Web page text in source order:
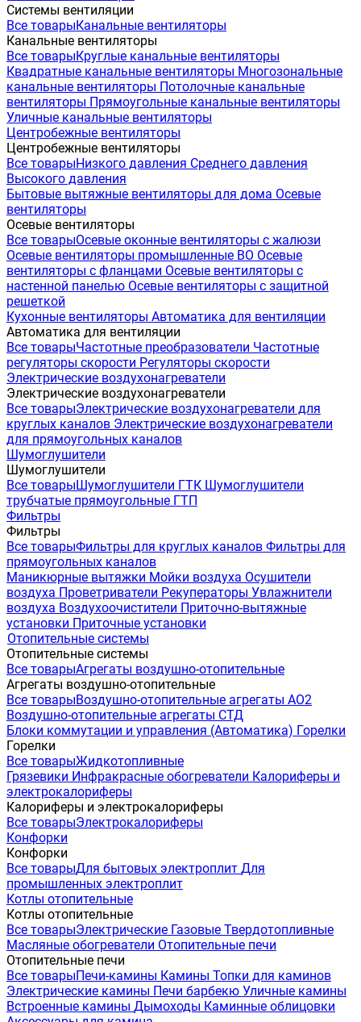
Системы вентиляции
Все товарыКанальные вентиляторы
Канальные вентиляторы
Все товарыКруглые канальные вентиляторы
Квадратные канальные вентиляторы Многозональные
канальные вентиляторы Потолочные канальные
вентиляторы Прямоугольные канальные вентиляторы
Уличные канальные вентиляторы
Центробежные вентиляторы
Центробежные вентиляторы
Все товарыНизкого давления Среднего давления
Высокого давления
Бытовые вытяжные вентиляторы для дома Осевые
вентиляторы
Осевые вентиляторы
Все товарыОсевые оконные вентиляторы с жалюзи
Осевые вентиляторы промышленные ВО Осевые
вентиляторы с фланцами Осевые вентиляторы с
настенной панелью Осевые вентиляторы с защитной
решеткой
Кухонные вентиляторы Автоматика для вентиляции
Автоматика для вентиляции
Все товарыЧастотные преобразователи Частотные
регуляторы скорости Регуляторы скорости
Электрические воздухонагреватели
Электрические воздухонагреватели
Все товарыЭлектрические воздухонагреватели для
круглых каналов Электрические воздухонагреватели
для прямоугольных каналов
Шумоглушители
Шумоглушители
Все товарыШумоглушители ГТК Шумоглушители
трубчатые прямоугольные ГТП
Фильтры
Фильтры
Все товарыФильтры для круглых каналов Фильтры для
прямоугольных каналов
Маникюрные вытяжки Мойки воздуха Осушители
воздуха Проветриватели Рекуператоры Увлажнители
воздуха Воздухоочистители Приточно-вытяжные
установки Приточные установки
Отопительные системы
Отопительные системы
Все товарыАгрегаты воздушно-отопительные
Агрегаты воздушно-отопительные
Все товарыВоздушно-отопительные агрегаты АО2
Воздушно-отопительные агрегаты СТД
Блоки коммутации и управления (Автоматика) Горелки
Горелки
Все товарыЖидкотопливные
Грязевики Инфракрасные обогреватели Калориферы и
электрокалориферы
Калориферы и электрокалориферы
Все товарыЭлектрокалориферы
Конфорки
Конфорки
Все товарыДля бытовых электроплит Для
промышленных электроплит
Котлы отопительные
Котлы отопительные
Все товарыЭлектрические Газовые Твердотопливные
Масляные обогреватели Отопительные печи
Отопительные печи
Все товарыПечи-камины Камины Топки для каминов
Электрические камины Печи барбекю Уличные камины
Встроенные камины Дымоходы Каминные облицовки